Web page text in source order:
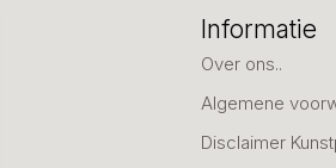
Informatie
Over ons..
Algemene
Disclaimer